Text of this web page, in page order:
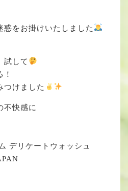
惑をお掛けいたしました
試して
つけました
不快感に
デリケートウォッシュ